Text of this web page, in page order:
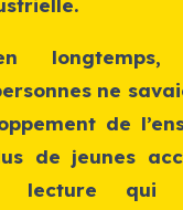
longtemps,
ne
de
de jeunes
lecture qui